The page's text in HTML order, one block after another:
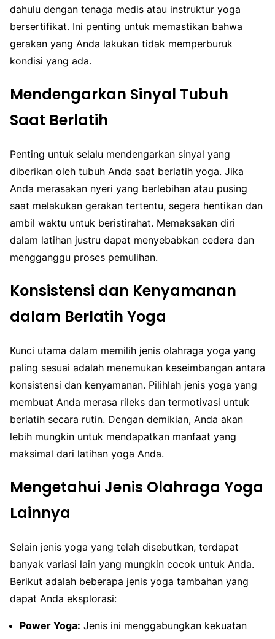
dahulu dengan tenaga medis atau instruktur yoga
bersertifikat. Ini penting untuk memastikan bahwa
gerakan yang Anda lakukan tidak memperburuk
kondisi yang ada.
Mendengarkan Sinyal Tubuh
Saat Berlatih
Penting untuk selalu mendengarkan sinyal yang
diberikan oleh tubuh Anda saat berlatih yoga. Jika
Anda merasakan nyeri yang berlebihan atau pusing
saat melakukan gerakan tertentu, segera hentikan dan
ambil waktu untuk beristirahat. Memaksakan diri
dalam latihan justru dapat menyebabkan cedera dan
mengganggu proses pemulihan.
Konsistensi dan Kenyamanan
dalam Berlatih Yoga
Kunci utama dalam memilih jenis olahraga yoga yang
paling sesuai adalah menemukan keseimbangan antara
konsistensi dan kenyamanan. Pilihlah jenis yoga yang
membuat Anda merasa rileks dan termotivasi untuk
berlatih secara rutin. Dengan demikian, Anda akan
lebih mungkin untuk mendapatkan manfaat yang
maksimal dari latihan yoga Anda.
Mengetahui Jenis Olahraga Yoga
Lainnya
Selain jenis yoga yang telah disebutkan, terdapat
banyak variasi lain yang mungkin cocok untuk Anda.
Berikut adalah beberapa jenis yoga tambahan yang
dapat Anda eksplorasi:
Power Yoga: Jenis ini menggabungkan kekuatan